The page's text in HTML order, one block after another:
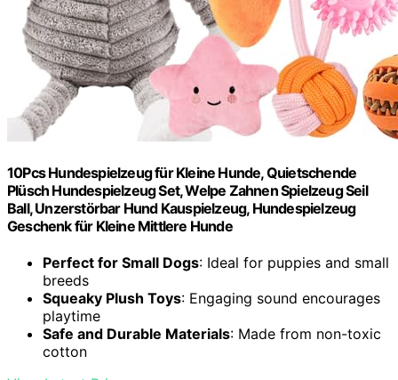
10Pcs Hundespielzeug für Kleine Hunde, Quietschende
Plüsch Hundespielzeug Set, Welpe Zahnen Spielzeug Seil
Ball, Unzerstörbar Hund Kauspielzeug, Hundespielzeug
Geschenk für Kleine Mittlere Hunde
Perfect for Small Dogs: Ideal for puppies and small
breeds
Squeaky Plush Toys: Engaging sound encourages
playtime
Safe and Durable Materials: Made from non-toxic
cotton